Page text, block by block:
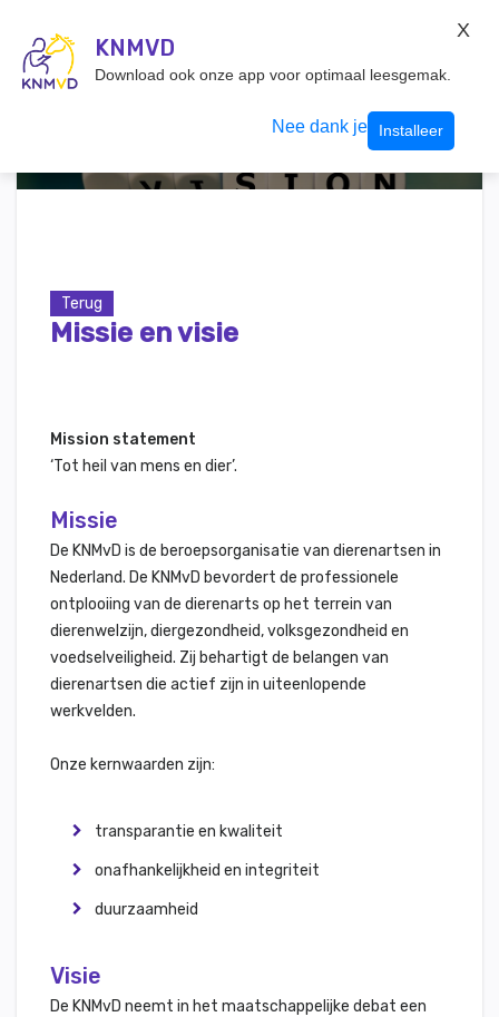
Inloggen
Terug
Missie en visie
Mission statement
‘Tot heil van mens en dier’.
Missie
De KNMvD is de beroepsorganisatie van dierenartsen in
Nederland. De KNMvD bevordert de professionele
ontplooiing van de dierenarts op het terrein van
dierenwelzijn, diergezondheid, volksgezondheid en
voedselveiligheid. Zij behartigt de belangen van
dierenartsen die actief zijn in uiteenlopende
werkvelden.
Onze kernwaarden zijn:
transparantie en kwaliteit
onafhankelijkheid en integriteit
duurzaamheid
Visie
De KNMvD neemt in het maatschappelijke debat een
KNMVD
Download ook onze app voor optimaal leesgemak.
Nee dank je Installeer
X